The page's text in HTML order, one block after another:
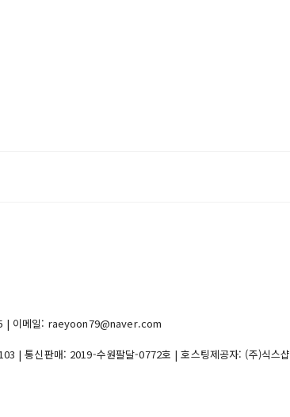
| 이메일: raeyoon79@naver.com
| 통신판매: 2019-수원팔달-0772호 | 호스팅제공자: (주)식스샵